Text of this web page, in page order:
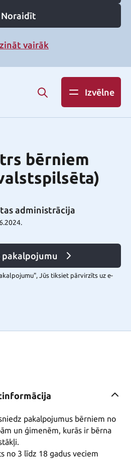
Noraidīt
vairāk
Izvēlne
bērniem
administrācija
pakalpojumu
Jūs tiksiet pārvirzīts uz e-
pakalpojumus bērniem no
un ģimenēm, kurās ir bērna
no 3 līdz 18 gadus veciem